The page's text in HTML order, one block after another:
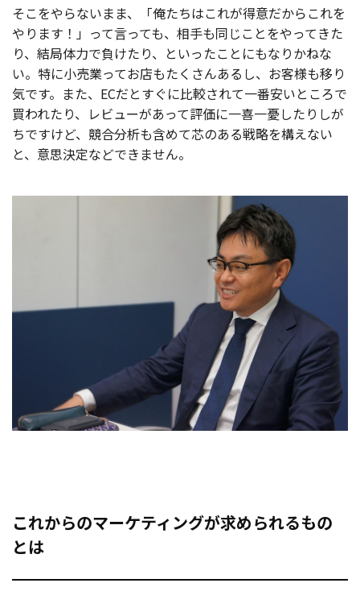
そこをやらないまま、「俺たちはこれが得意だからこれを
やります！」って言っても、相手も同じことをやってきた
り、結局体力で負けたり、といったことにもなりかねな
い。特に小売業ってお店もたくさんあるし、お客様も移り
気です。また、ECだとすぐに比較されて一番安いところで
買われたり、レビューがあって評価に一喜一憂したりしが
ちですけど、競合分析も含めて芯のある戦略を構えない
と、意思決定などできません。
これからのマーケティングが求められるもの
とは